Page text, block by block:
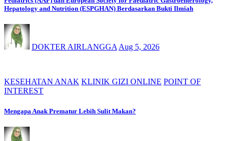
Hepatology and Nutrition (ESPGHAN) Berdasarkan Bukti Ilmiah
DOKTER AIRLANGGA Aug 5, 2026
KESEHATAN ANAK KLINIK GIZI ONLINE POINT OF
INTEREST
Mengapa Anak Prematur Lebih Sulit Makan?